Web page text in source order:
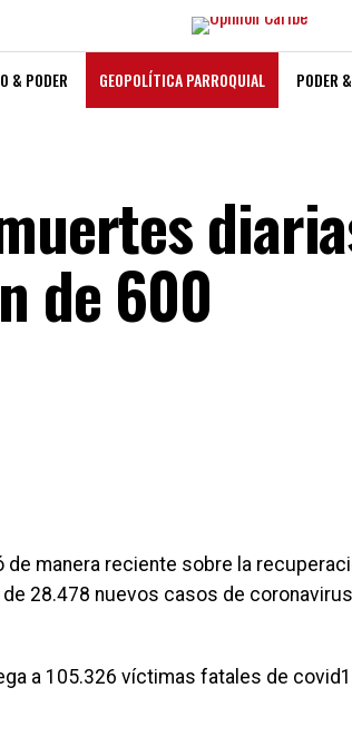
& PODER GEOPOLÍTICA PARROQUIAL PODER
de 600
manera reciente sobre la
28.478 nuevos casos de
a 105.326 víctimas fatales de